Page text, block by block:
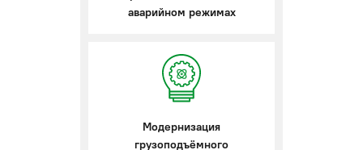
аварийном режимах
Модернизация
грузоподъёмного